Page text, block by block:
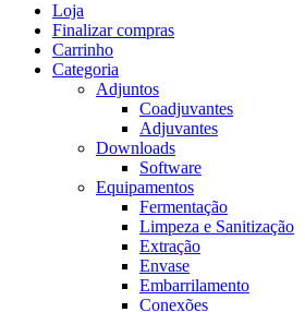
Loja
Finalizar compras
Carrinho
Categoria
Adjuntos
Coadjuvantes
Adjuvantes
Downloads
Software
Equipamentos
Fermentação
Limpeza e Sanitização
Extração
Envase
Embarrilamento
Conexões